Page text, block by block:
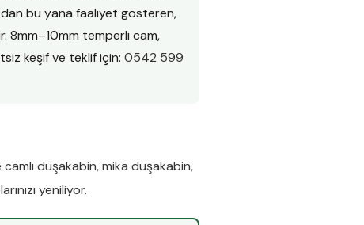
bu yana faaliyet gösteren,
8mm–10mm temperli cam,
keşif ve teklif için: 0542 599
camlı duşakabin,mika duşakabin,
yeniliyor.